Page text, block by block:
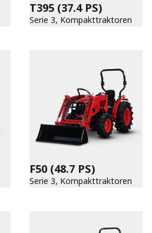
T395 (37.4 PS)
Serie 3, Kompakttraktoren
F50 (48.7 PS)
Serie 3, Kompakttraktoren